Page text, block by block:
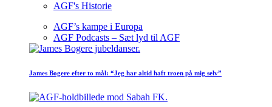
AGF's Historie
AGF’s kampe i Europa
AGF Podcasts – Sæt lyd til AGF
James Bogere efter to mål: “Jeg har altid haft troen på mig selv”